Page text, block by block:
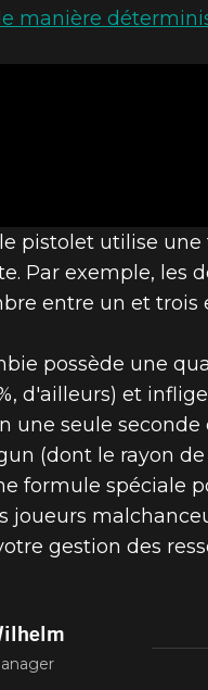
manière
pistolet utilise
Par exemple, les
entre un et
possède une
d'ailleurs) et
une seule
(dont le rayon
formule spéciale
gestion des